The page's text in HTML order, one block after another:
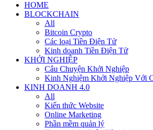
HOME
BLOCKCHAIN
All
Bitcoin Crypto
Các loại Tiền Điện Tử
Kinh doanh Tiền Điện Tử
KHỞI NGHIỆP
Câu Chuyện Khởi Nghiệp
Kinh Nghiệm Khởi Nghiệp Với
KINH DOANH 4.0
All
Kiến thức Website
Online Marketing
Phần mềm quản lý